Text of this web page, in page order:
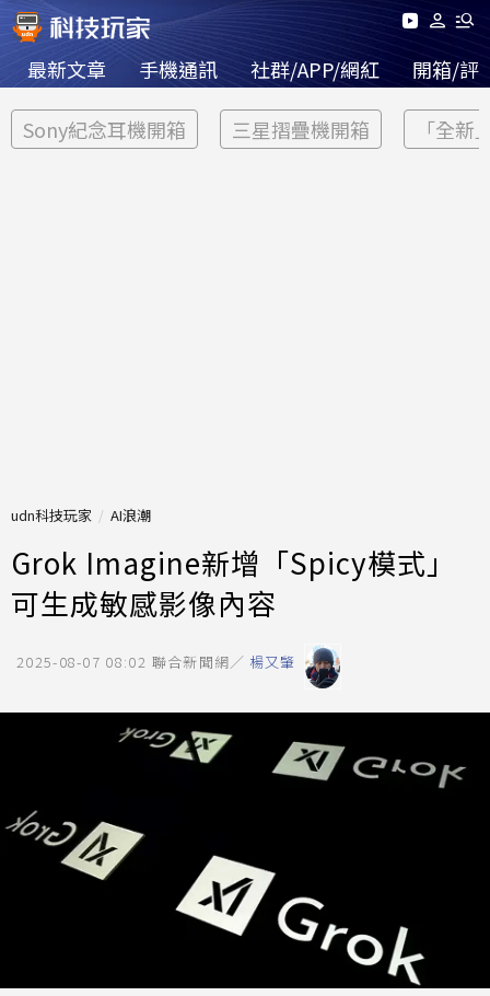
最新文章 手機通訊 社群/APP/網紅 開箱/評
Sony紀念耳機開箱 三星摺疊機開箱 「全新
udn科技玩家 AI浪潮
Grok Imagine新增「Spicy模式」
可生成敏感影像內容
2025-08-07 08:02 聯合新聞網／ 楊又肇